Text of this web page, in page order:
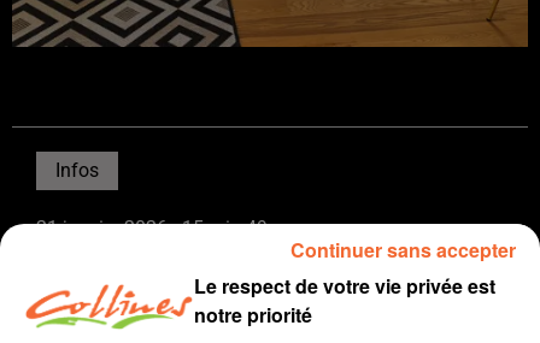
Infos
21 janvier 2026 - 15 min 49 sec
Patrice Bémanangy
Le respect de votre vie privée est
notre priorité
Continuer sans accepter